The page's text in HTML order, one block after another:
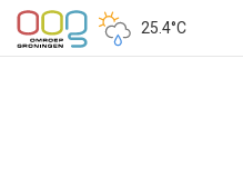
25.4°C